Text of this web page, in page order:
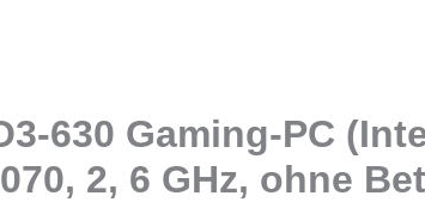
630 Gaming-PC
2, 6 GHz, ohne